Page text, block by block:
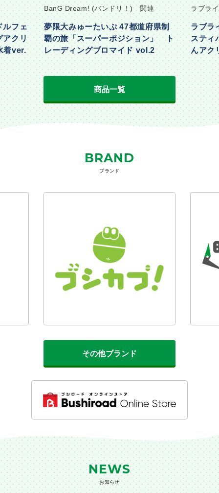
ルフェ
アクリ
着ver.
BanG Dream! (バンドリ！) 関連
夢限大みゅーたいぷ 47都道府県制
覇の旅「スーパーポジション」 ト
レーディングブロマイド vol.2
ラブラ
ラブラ
スティ
んアク
商品一覧
BRAND
ブランド
その他ブランド
NEWS
お知らせ